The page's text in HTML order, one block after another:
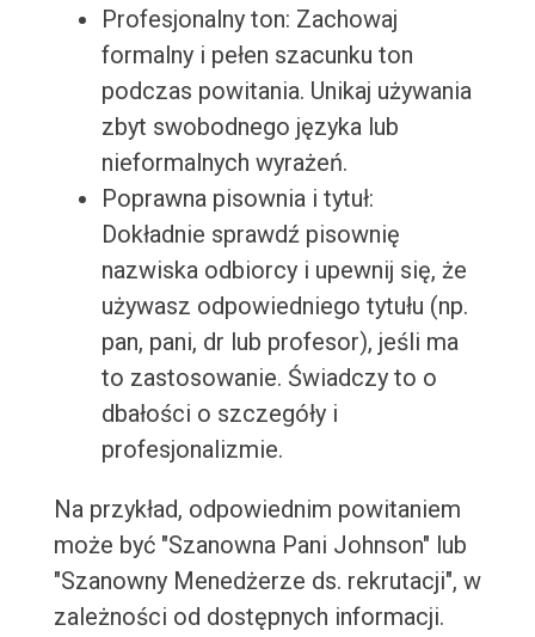
Profesjonalny ton: Zachowaj
formalny i pełen szacunku ton
podczas powitania. Unikaj używania
zbyt swobodnego języka lub
nieformalnych wyrażeń.
Poprawna pisownia i tytuł:
Dokładnie sprawdź pisownię
nazwiska odbiorcy i upewnij się, że
używasz odpowiedniego tytułu (np.
pan, pani, dr lub profesor), jeśli ma
to zastosowanie. Świadczy to o
dbałości o szczegóły i
profesjonalizmie.
Na przykład, odpowiednim powitaniem
może być "Szanowna Pani Johnson" lub
"Szanowny Menedżerze ds. rekrutacji", w
zależności od dostępnych informacji.